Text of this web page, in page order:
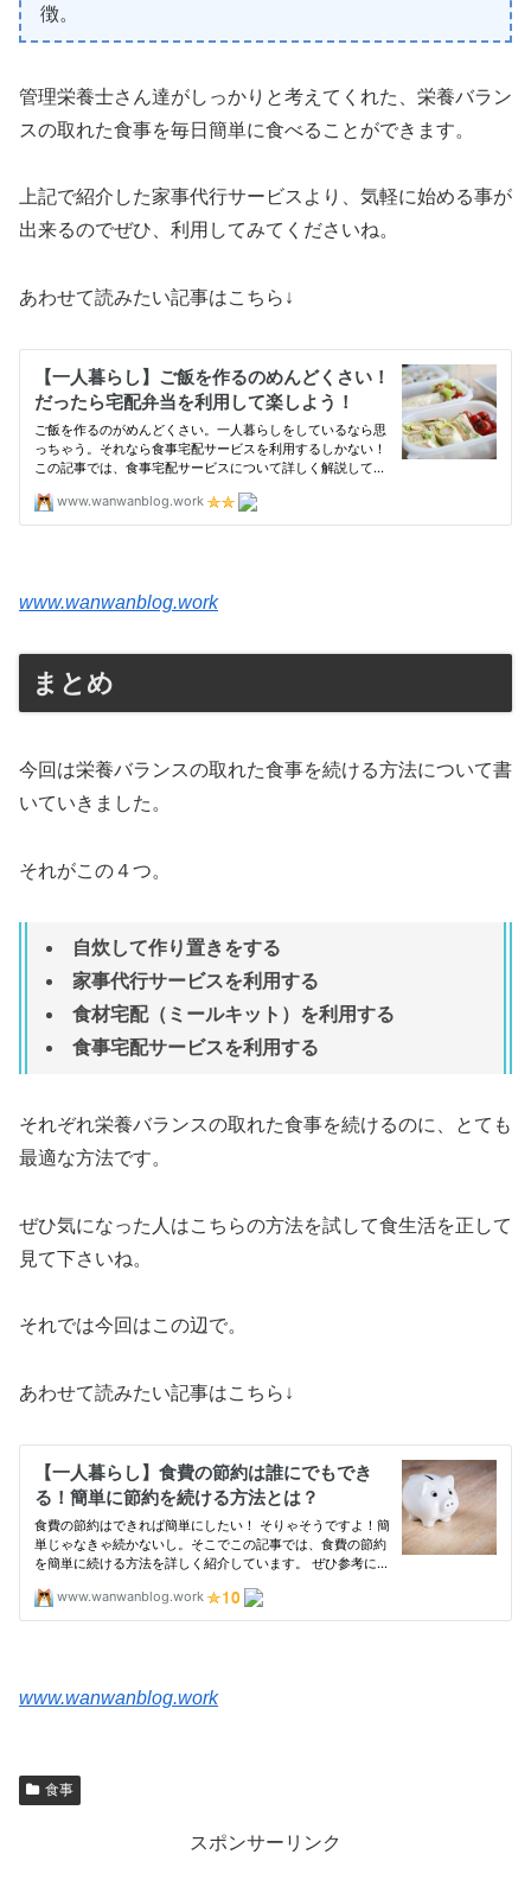
徴。
管理栄養士さん達がしっかりと考えてくれた、栄養バラン
スの取れた食事を毎日簡単に食べることができます。
上記で紹介した家事代行サービスより、気軽に始める事が
出来るのでぜひ、利用してみてくださいね。
あわせて読みたい記事はこちら↓
www.wanwanblog.work
まとめ
今回は栄養バランスの取れた食事を続ける方法について書
いていきました。
それがこの４つ。
自炊して作り置きをする
家事代行サービスを利用する
食材宅配（ミールキット）を利用する
食事宅配サービスを利用する
それぞれ栄養バランスの取れた食事を続けるのに、とても
最適な方法です。
ぜひ気になった人はこちらの方法を試して食生活を正して
見て下さいね。
それでは今回はこの辺で。
あわせて読みたい記事はこちら↓
www.wanwanblog.work
食事
スポンサーリンク